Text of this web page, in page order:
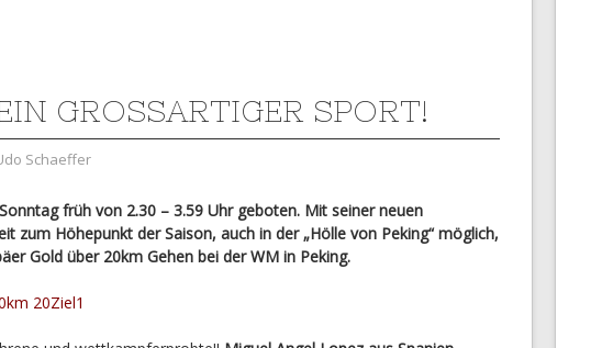
GROSSARTIGER SPORT!
Schaeffer
früh von 2.30 – 3.59 Uhr geboten. Mit seiner neuen
zum Höhepunkt der Saison, auch in der „Hölle von Peking“ möglich,
Gold über 20km Gehen bei der WM in Peking.